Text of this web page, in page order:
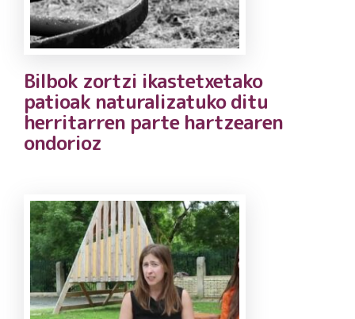
Bilbok zortzi ikastetxetako
patioak naturalizatuko ditu
herritarren parte hartzearen
ondorioz